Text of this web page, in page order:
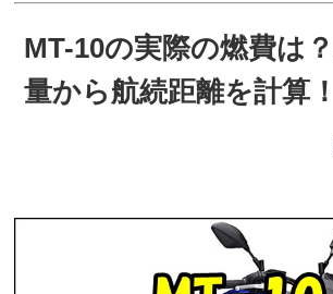
MT-10の実際の燃費は
量から航続距離を計算！